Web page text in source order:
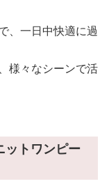
、一日中快適に過
様々なシーンで活
ットワンピー